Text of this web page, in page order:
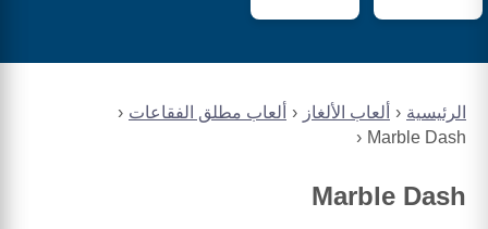
الرئيسية ألعاب الألغاز
ألعاب مطلق الفقاعات
Marble Dash
Marble Dash